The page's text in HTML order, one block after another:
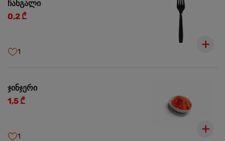
ჩანგალი
0,2 ₾
1
ჯინჯერი
1,5 ₾
1